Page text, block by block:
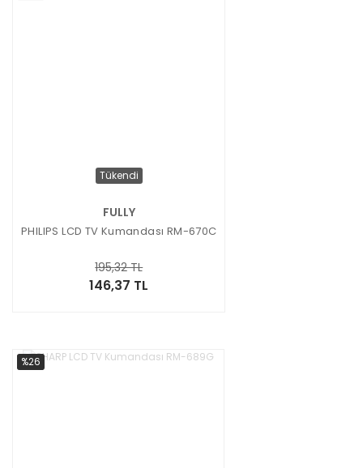
Tükendi
FULLY
PHILIPS LCD TV Kumandası RM-670C
146,37 TL
195,32 TL
%26